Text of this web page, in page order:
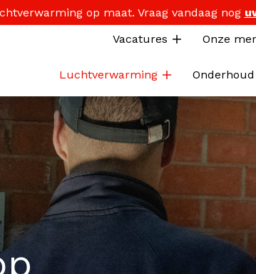
op maat. Vraag vandaag nog
Vacatures
Onze
Luchtverwarming Onderhoud